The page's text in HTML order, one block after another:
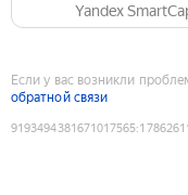
Yandex
Если у вас возникли
обратной связи
9193494381671017565: